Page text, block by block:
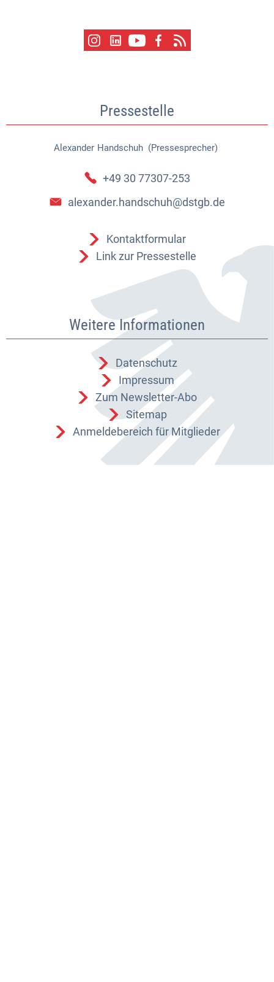
Pressestelle
Alexander Handschuh (Pressesprecher)
Alexander Handschuh
+49 30 77307-253
alexander.handschuh@dstgb.de
Kontaktformular
Link zur Pressestelle
Weitere Informationen
Datenschutz
Impressum
Zum Newsletter-Abo
Sitemap
Anmeldebereich für Mitglieder